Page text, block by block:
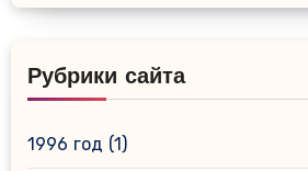
Рубрики сайта
1996 год (1)